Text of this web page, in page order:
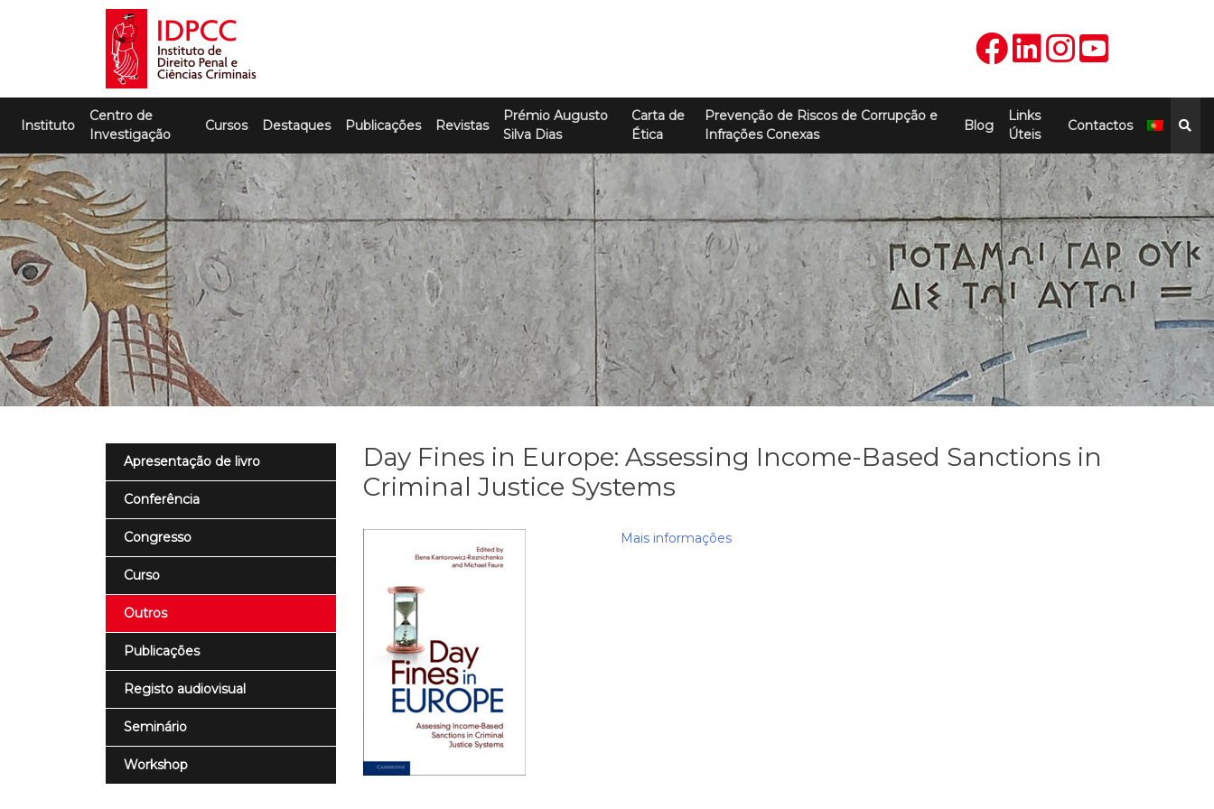
IDPCC
Instituto de Direito Penal e Ciências
Criminais
Instituto
Centro de
Investigação
Cursos Destaques Publicações Revistas
Prémio Augusto
Silva Dias
Carta de
Ética
Prevenção de Riscos de Corrupção e
Infrações Conexas
Blog
Links
Úteis
Contactos
Apresentação de livro
Conferência
Congresso
Curso
Outros
Publicações
Registo audiovisual
Seminário
Workshop
Day Fines in Europe: Assessing Income-Based Sanctions in
Criminal Justice Systems
Mais informações